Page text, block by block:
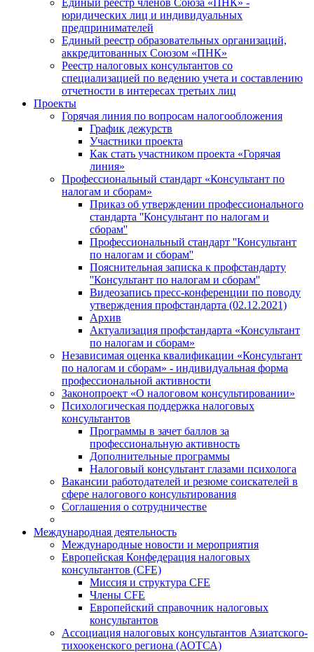
Единый реестр членов Союза «ПНК» -
юридических лиц и индивидуальных
предпринимателей
Единый реестр образовательных организаций,
аккредитованных Союзом «ПНК»
Реестр налоговых консультантов со
специализацией по ведению учета и составлению
отчетности в интересах третьих лиц
Проекты
Горячая линия по вопросам налогообложения
График дежурств
Участники проекта
Как стать участником проекта «Горячая
линия»
Профессиональный стандарт «Консультант по
налогам и сборам»
Приказ об утверждении профессионального
стандарта ''Консультант по налогам и
сборам''
Профессиональный стандарт ''Консультант
по налогам и сборам''
Пояснительная записка к профстандарту
''Консультант по налогам и сборам''
Видеозапись пресс-конференции по поводу
утверждения профстандарта (02.12.2021)
Архив
Актуализация профстандарта «Консультант
по налогам и сборам»
Независимая оценка квалификации «Консультант
по налогам и сборам» - индивидуальная форма
профессиональной активности
Законопроект «О налоговом консультировании»
Психологическая поддержка налоговых
консультантов
Программы в зачет баллов за
профессиональную активность
Дополнительные программы
Налоговый консультант глазами психолога
Вакансии работодателей и резюме соискателей в
сфере налогового консультирования
Соглашения о сотрудничестве
Международная деятельность
Международные новости и мероприятия
Европейская Конфедерация налоговых
консультантов (CFE)
Миссия и структура CFE
Члены CFE
Европейский справочник налоговых
консультантов
Ассоциация налоговых консультантов Азиатского-
тихоокенского региона (АОТСА)